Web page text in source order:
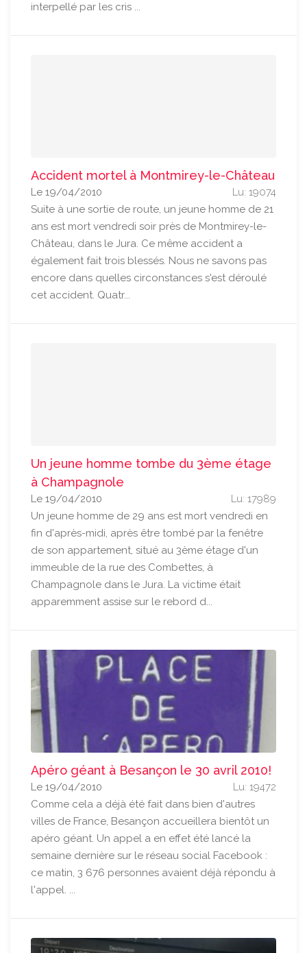
interpellé par les cris ...
Accident mortel à Montmirey-le-Château
Lu: 19074
Le 19/04/2010
Suite à une sortie de route, un jeune homme de 21
ans est mort vendredi soir près de Montmirey-le-
Château, dans le Jura. Ce même accident a
également fait trois blessés. Nous ne savons pas
encore dans quelles circonstances s'est déroulé
cet accident. Quatr...
Un jeune homme tombe du 3ème étage
à Champagnole
Lu: 17989
Le 19/04/2010
Un jeune homme de 29 ans est mort vendredi en
fin d'après-midi, après être tombé par la fenêtre
de son appartement, situé au 3ème étage d'un
immeuble de la rue des Combettes, à
Champagnole dans le Jura. La victime était
apparemment assise sur le rebord d...
Apéro géant à Besançon le 30 avril 2010!
Lu: 19472
Le 19/04/2010
Comme cela a déjà été fait dans bien d'autres
villes de France, Besançon accueillera bientôt un
apéro géant. Un appel a en effet été lancé la
semaine dernière sur le réseau social Facebook :
ce matin, 3 676 personnes avaient déjà répondu à
l'appel. ...